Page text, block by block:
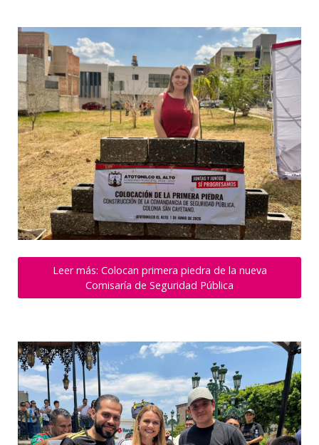
Leer más: Colocan primera piedra de la nueva
Comisaría de Seguridad Pública